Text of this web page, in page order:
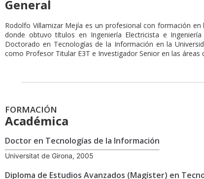
General
Rodolfo Villamizar Mejía es un profesional con formación en
donde obtuvo títulos en Ingeniería Electricista e
Doctorado en Tecnologías de la Información en la
como Profesor Titular E3T e Investigador Senior en las áreas
FORMACIÓN
Académica
Doctor en Tecnologías de la Información
Universitat de Girona, 2005
Diploma de Estudios Avanzados (Magíster) en